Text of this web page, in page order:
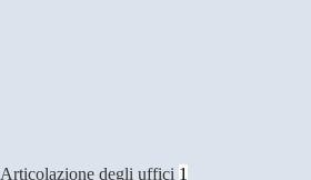
Articolazione degli uffici 1